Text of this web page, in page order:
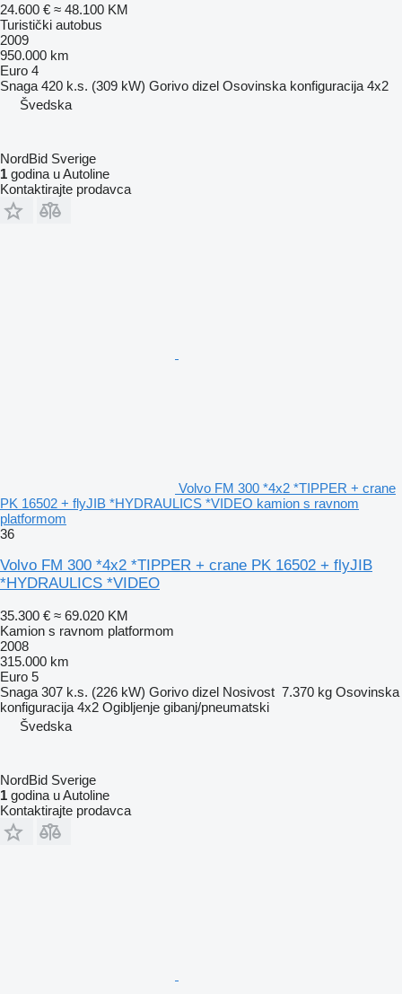
24.600 € ≈ 48.100 KM
Turistički autobus
2009
950.000 km
Euro 4
Snaga 420 k.s. (309 kW) Gorivo dizel Osovinska konfiguracija 4x2
Švedska
NordBid Sverige
1 godina u Autoline
Kontaktirajte prodavca
Volvo FM 300 *4x2 *TIPPER + crane
PK 16502 + flyJIB *HYDRAULICS *VIDEO kamion s ravnom
platformom
36
Volvo FM 300 *4x2 *TIPPER + crane PK 16502 + flyJIB
*HYDRAULICS *VIDEO
35.300 € ≈ 69.020 KM
Kamion s ravnom platformom
2008
315.000 km
Euro 5
Snaga 307 k.s. (226 kW) Gorivo dizel Nosivost 7.370 kg Osovinska
konfiguracija 4x2 Ogibljenje gibanj/pneumatski
Švedska
NordBid Sverige
1 godina u Autoline
Kontaktirajte prodavca